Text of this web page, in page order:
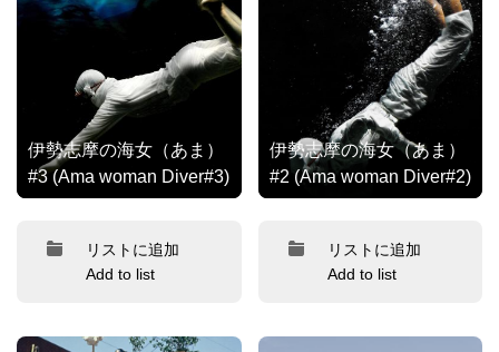
伊勢志摩の海女（あま）
#3 (Ama woman Diver#3)
リストに追加
Add to list
伊勢志摩の海女（あま）
#2 (Ama woman Diver#2)
リストに追加
Add to list